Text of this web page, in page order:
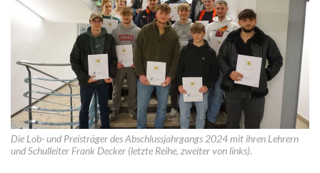
Die Lob- und Preisträger des Abschlussjahrgangs 2024 mit ihren Lehrern
und Schulleiter Frank Decker (letzte Reihe, zweiter von links).